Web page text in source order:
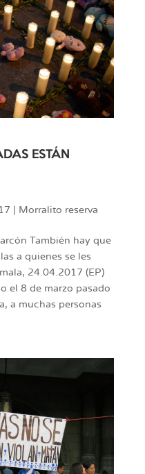
ESTÁN
Morralito reserva
También hay que
a quienes se les
24.04.2017 (EP)
el 8 de marzo pasado
a muchas personas